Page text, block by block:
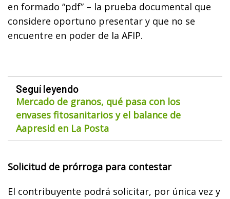
en formado “pdf” – la prueba documental que
considere oportuno presentar y que no se
encuentre en poder de la AFIP.
Seguí leyendo
Mercado de granos, qué pasa con los
envases fitosanitarios y el balance de
Aapresid en La Posta
Solicitud de prórroga para contestar
El contribuyente podrá solicitar, por única vez y